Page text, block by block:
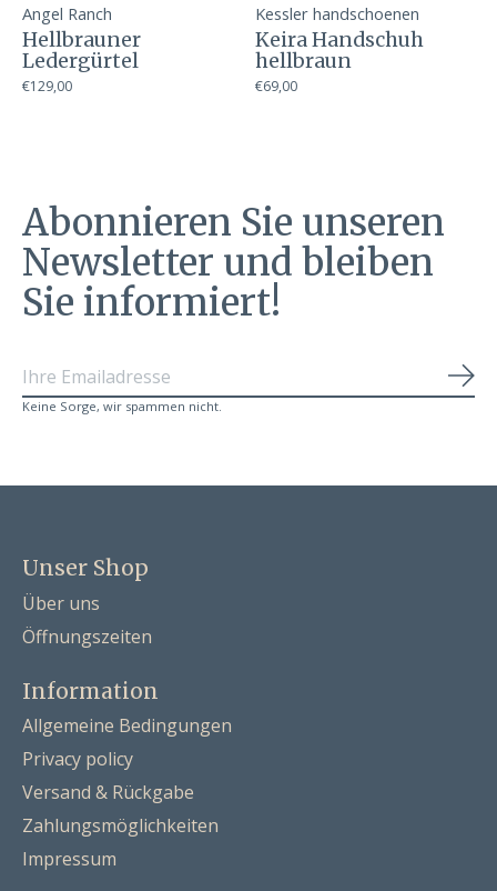
Angel Ranch
Hellbrauner
Ledergürtel
€129,00
Kessler handschoenen
Keira Handschuh
hellbraun
€69,00
Abonnieren Sie unseren
Newsletter und bleiben
Sie informiert!
Keine Sorge, wir spammen nicht.
Unser Shop
Über uns
Öffnungszeiten
Information
Allgemeine Bedingungen
Privacy policy
Versand & Rückgabe
Zahlungsmöglichkeiten
Impressum